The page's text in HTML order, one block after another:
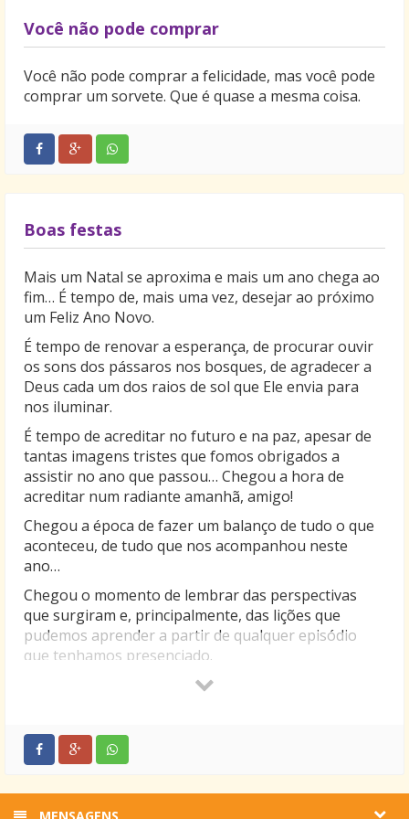
Você não pode comprar
Você não pode comprar a felicidade, mas você pode
comprar um sorvete. Que é quase a mesma coisa.
Boas festas
Mais um Natal se aproxima e mais um ano chega ao
fim… É tempo de, mais uma vez, desejar ao próximo
um Feliz Ano Novo.
É tempo de renovar a esperança, de procurar ouvir
os sons dos pássaros nos bosques, de agradecer a
Deus cada um dos raios de sol que Ele envia para
nos iluminar.
É tempo de acreditar no futuro e na paz, apesar de
tantas imagens tristes que fomos obrigados a
assistir no ano que passou… Chegou a hora de
acreditar num radiante amanhã, amigo!
Chegou a época de fazer um balanço de tudo o que
aconteceu, de tudo que nos acompanhou neste
ano…
Chegou o momento de lembrar das perspectivas
que surgiram e, principalmente, das lições que
pudemos aprender a partir de qualquer episódio
que tenhamos presenciado.
O próximo ano será melhor, certamente!
caminhar com mais firmeza; que os problemas nos
incentivem a procurar soluções e a lutar por bons